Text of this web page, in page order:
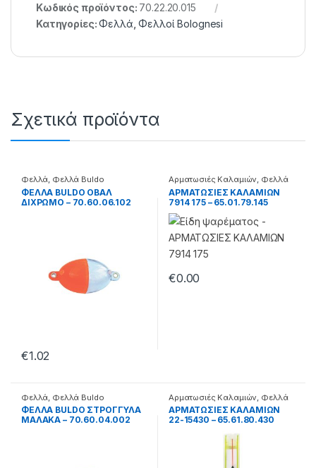
Κωδικός προϊόντος: 70.22.20.015
Κατηγορίες:Φελλά ,Φελλοί Bolognesi
Σχετικά προϊόντα
Φελλά, Φελλά Buldo
ΦΕΛΛΑ BULDO ΟΒΑΛ
ΔΙΧΡΩΜΟ – 70.60.06.102
€1.02
Αρματωσιές Καλαμιών, Φελλά
ΑΡΜΑΤΩΣΙΕΣ ΚΑΛΑΜΙΩΝ
7914 175 – 65.01.79.145
€0.00
Φελλά Φελλά Buldo
ΦΕΛΛΑ BULDO ΣΤΡΟΓΓΥΛΑ
ΜΑΛΑΚΑ – 70.60.04.002
Αρματωσιές Καλαμιών Φελλά
ΑΡΜΑΤΩΣΙΕΣ ΚΑΛΑΜΙΩΝ
22-15430 – 65.61.80.430